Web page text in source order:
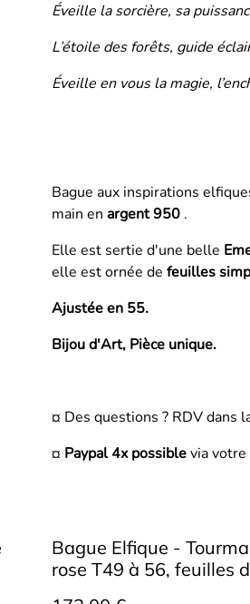
Éveille la sorcière, sa
L’étoile des forêts, guide
Éveille en vous la magie,
Bague aux inspirations
main en argent 950 .
Elle est sertie d'une belle
elle estornée de feuilles
Ajustée en 55.
Bijou d'Art, Pièce unique.
¤ Des questions ? RDV dans
¤ Paypal 4x possiblevia votre
Bague Elfique -
rose T49 à 56, feuilles